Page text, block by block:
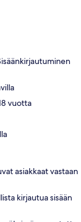
vuotta
asiakkaat vastaan
kirjautua sisään